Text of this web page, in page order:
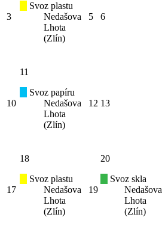
3
Svoz plastu
Nedašova
Lhota
(Zlín)
5 6
10
11
Svoz papíru
Nedašova
Lhota
(Zlín)
12 13
17
18
Svoz plastu
Nedašova
Lhota
(Zlín)
19
20
Svoz skla
Nedašova
Lhota
(Zlín)